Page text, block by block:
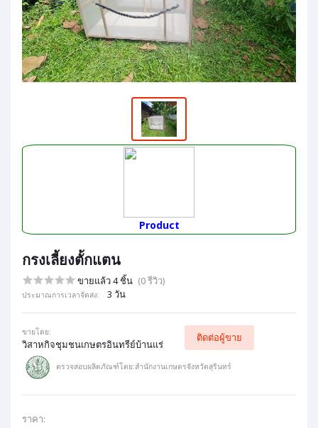
Product
กรงเลี้ยงตั้กแตน
ขายแล้ว 4 ชิ้น (0 รีวิว)
ประมาณการเวลาจัดส่ง: 3 วัน
ขายโดย:
วิสาหกิจชุมชนเกษตรอินทรีย์บ้านแร่
ติดต่อผู้ขาย
ตรวจสอบผลิตภัณฑ์โดย:สำนักงานเกษตรจังหวัดสุรินทร์
ราคา: